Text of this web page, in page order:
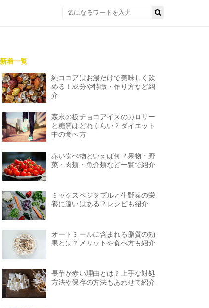
新着一覧
純ココアはお湯だけで美味しく飲
める！成分や特徴・作り方など紹
介
森永の板チョコアイスのカロリー
と糖質はどれくらい？ダイエット
中の食べ方
赤い食べ物といえば何？果物・野
菜・肉類・魚介類など一覧で紹介
ミックスベジタブルと生野菜の栄
養に違いはある？レシピも紹介
オートミールに含まれる脂質の効
果とは？メリットや食べ方も紹介
長芋が赤い理由とは？上手な対処
方法や保存の方法もあわせて紹介